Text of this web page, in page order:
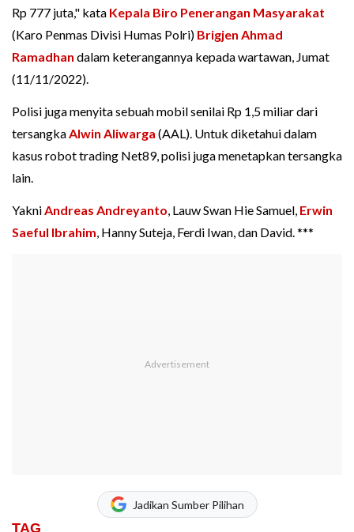
Rp 777 juta," kata Kepala Biro Penerangan Masyarakat
(Karo Penmas Divisi Humas Polri) Brigjen Ahmad
Ramadhan dalam keterangannya kepada wartawan, Jumat
(11/11/2022).
Polisi juga menyita sebuah mobil senilai Rp 1,5 miliar dari
tersangkaAlwin Aliwarga (AAL). Untuk diketahui dalam
kasus robot trading Net89, polisi juga menetapkan tersangka
lain.
YakniAndreas Andreyanto, Lauw Swan Hie Samuel, Erwin
Saeful Ibrahim, Hanny Suteja, Ferdi Iwan, dan David. ***
Jadikan Sumber Pilihan
TAG